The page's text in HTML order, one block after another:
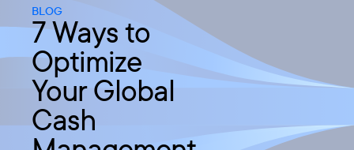
BLOG
7 Ways to
Optimize
Your Global
Cash